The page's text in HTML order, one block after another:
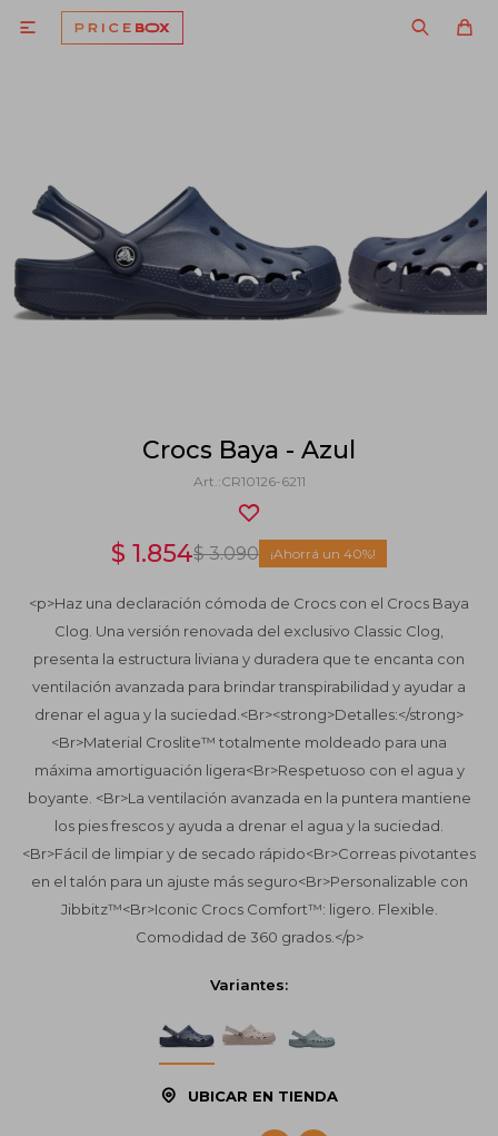

Crocs Baya - Azul
CR10126-6211
$ 1.854$ 3.090 40
<p>Haz una declaración cómoda de Crocs con el Crocs Baya
Clog. Una versión renovada del exclusivo Classic Clog,
presenta la estructura liviana y duradera que te encanta con
ventilación avanzada para brindar transpirabilidad y ayudar a
drenar el agua y la suciedad.<Br><strong>Detalles:</strong>
<Br>Material Croslite™ totalmente moldeado para una
máxima amortiguación ligera<Br>Respetuoso con el agua y
boyante. <Br>La ventilación avanzada en la puntera mantiene
los pies frescos y ayuda a drenar el agua y la suciedad.
<Br>Fácil de limpiar y de secado rápido<Br>Correas pivotantes
en el talón para un ajuste más seguro<Br>Personalizable con
Jibbitz™<Br>Iconic Crocs Comfort™: ligero. Flexible.
Comodidad de 360 grados.</p>
Variantes:
UBICAR EN TIENDA